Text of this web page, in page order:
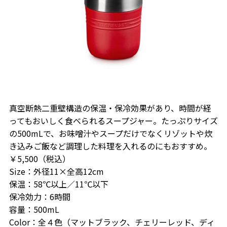
真空断熱二重壁構造の保温・保冷効果があり、時間が経
ってもおいしく食べられるスープジャー。たっぷりサイズ
の500mLで、お味噌汁やスープだけでなくリゾットや炊
き込みご飯など調理した料理を入れるのにもおすすめ。
￥5,500（税込）
Size：外径11×全高12cm
保温：58℃以上／11℃以下
保冷効力：6時間
容量：500mL
Color：全４色（マットブラック、チェリーレッド、ディ